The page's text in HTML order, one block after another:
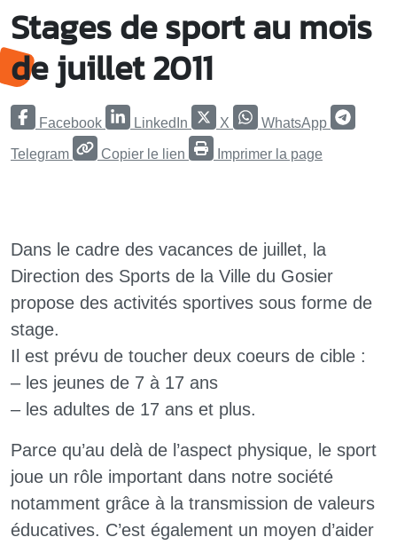
Stages de sport au mois
de juillet 2011
Facebook LinkedIn X WhatsApp
Telegram Copier le lien Imprimer la page
Dans le cadre des vacances de juillet, la
Direction des Sports de la Ville du Gosier
propose des activités sportives sous forme de
stage.
Il est prévu de toucher deux coeurs de cible :
– les jeunes de 7 à 17 ans
– les adultes de 17 ans et plus.
Parce qu’au delà de l’aspect physique, le sport
joue un rôle important dans notre société
notamment grâce à la transmission de valeurs
éducatives. C’est également un moyen d’aider